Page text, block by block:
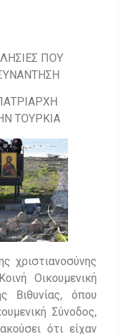
ΠΟΥ
ΤΟΥΡΚΙΑ
χριστιανοσύνης
Οικουμενική
Βιθυνίας, όπου
Σύνοδος,
ότι είχαν